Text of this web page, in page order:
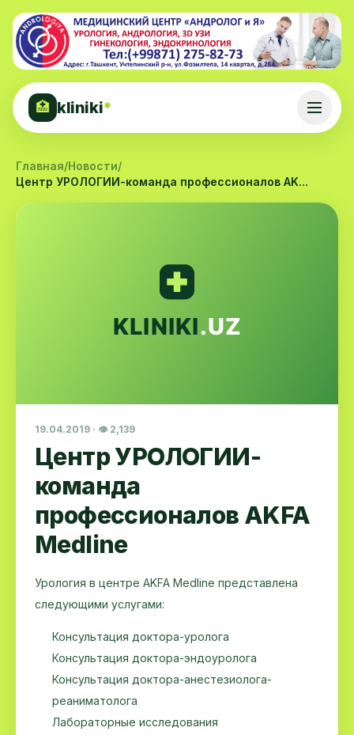
🏥 kliniki*
Главная/Новости/
Центр УРОЛОГИИ-команда профессионалов AK...
19.04.2019 · 👁 2,139
Центр УРОЛОГИИ-
команда
профессионалов AKFA
Medline
Урология в центре AKFA Medline представлена
следующими услугами:
Консультация доктора-уролога
Консультация доктора-эндоуролога
Консультация доктора-анестезиолога-
реаниматолога
Лабораторные исследования